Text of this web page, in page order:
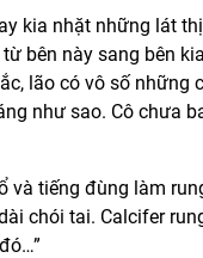
kia nhặt những lát
bên này sang bên
lão có vô số những
như sao. Cô chưa
và tiếng đùng làm
chói tai. Calcifer